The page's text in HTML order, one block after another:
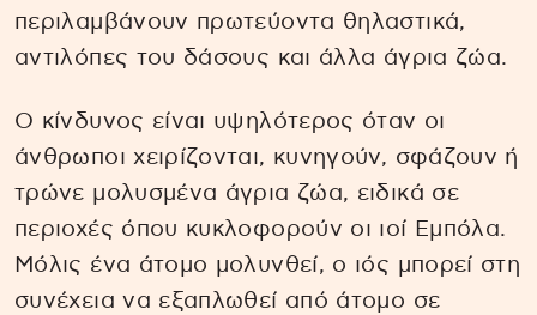
περιλαμβάνουν πρωτεύοντα θηλαστικά,
αντιλόπες του δάσους και άλλα άγρια ζώα.
Ο κίνδυνος είναι υψηλότερος όταν οι
άνθρωποι χειρίζονται, κυνηγούν, σφάζουν ή
τρώνε μολυσμένα άγρια ζώα, ειδικά σε
περιοχές όπου κυκλοφορούν οι ιοί Εμπόλα.
Μόλις ένα άτομο μολυνθεί, ο ιός μπορεί στη
συνέχεια να εξαπλωθεί από άτομο σε